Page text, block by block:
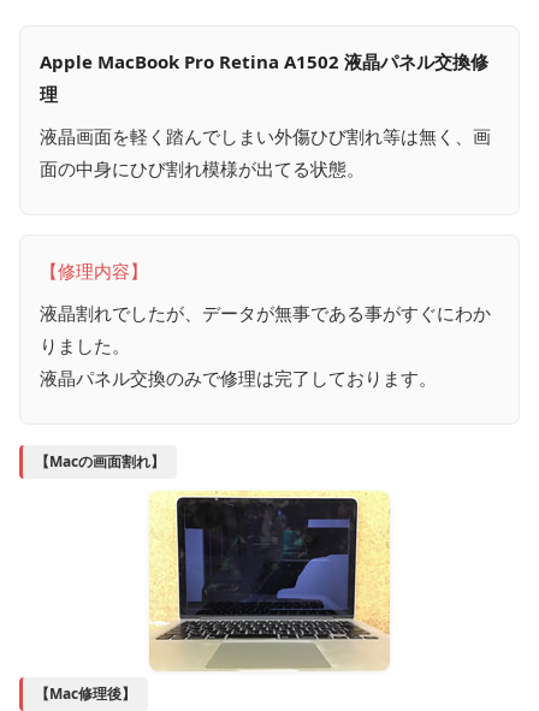
Apple MacBook Pro Retina A1502 液晶パネル交換修
理
液晶画面を軽く踏んでしまい外傷ひび割れ等は無く、画
面の中身にひび割れ模様が出てる状態。
【修理内容】
液晶割れでしたが、データが無事である事がすぐにわか
りました。
液晶パネル交換のみで修理は完了しております。
【Macの画面割れ】
【Mac修理後】